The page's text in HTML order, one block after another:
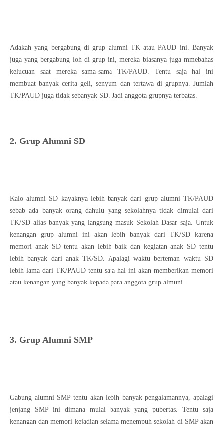
Adakah yang bergabung di grup alumni TK atau PAUD ini. Banyak
juga yang bergabung loh di grup ini, mereka biasanya juga mmebahas
kelucuan saat mereka sama-sama TK/PAUD. Tentu saja hal ini
membuat banyak cerita geli, senyum dan tertawa di grupnya. Jumlah
TK/PAUD juga tidak sebanyak SD. Jadi anggota grupnya terbatas.
2. Grup Alumni SD
Kalo alumni SD kayaknya lebih banyak dari grup alumni TK/PAUD
sebab ada banyak orang dahulu yang sekolahnya tidak dimulai dari
TK/SD alias banyak yang langsung masuk Sekolah Dasar saja. Untuk
kenangan grup alumni ini akan lebih banyak dari TK/SD karena
memori anak SD tentu akan lebih baik dan kegiatan anak SD tentu
lebih banyak dari anak TK/SD. Apalagi waktu berteman waktu SD
lebih lama dari TK/PAUD tentu saja hal ini akan memberikan memori
atau kenangan yang banyak kepada para anggota grup almuni.
3. Grup Alumni SMP
Gabung alumni SMP tentu akan lebih banyak pengalamannya, apalagi
jenjang SMP ini dimana mulai banyak yang pubertas. Tentu saja
kenangan dan memori kejadian selama menempuh sekolah di SMP akan